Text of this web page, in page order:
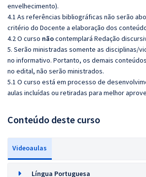
envelhecimento).
4.1 As referências bibliográficas não serão
critério do Docente a elaboração dos
4.2 O curso nãocontemplará Redação
5. Serão ministradas somente as disciplinas/
no informativo. Portanto, os demais
no edital, não serão ministrados.
5.1 O curso está em processo de
aulas incluídas ou retiradas para melhor
Conteúdo deste curso
Videoaulas
Língua Portuguesa